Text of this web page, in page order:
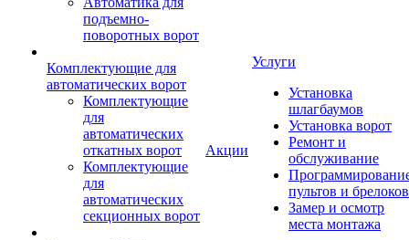
подъемно-
поворотных ворот
Комплектующие для
автоматических ворот
Комплектующие
для
автоматических
откатных ворот
Комплектующие
для
автоматических
секционных ворот
Акции
Услуги
Установка
шлагбаумов
Установка ворот
Ремонт и
обслуживание
пультов и брелоков
Замер и осмотр
места монтажа